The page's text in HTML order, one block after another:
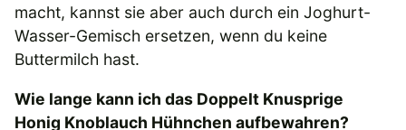
macht, kannst sie aber auch durch ein Joghurt-
Wasser-Gemisch ersetzen, wenn du keine
Buttermilch hast.
Wie lange kann ich das Doppelt Knusprige
Honig Knoblauch Hühnchen aufbewahren?